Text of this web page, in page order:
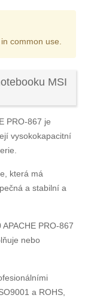
common use.
MSI
PRO-867 je
vysokokapacitní
která má
a stabilní a
PRO-867
nebo
a ROHS,